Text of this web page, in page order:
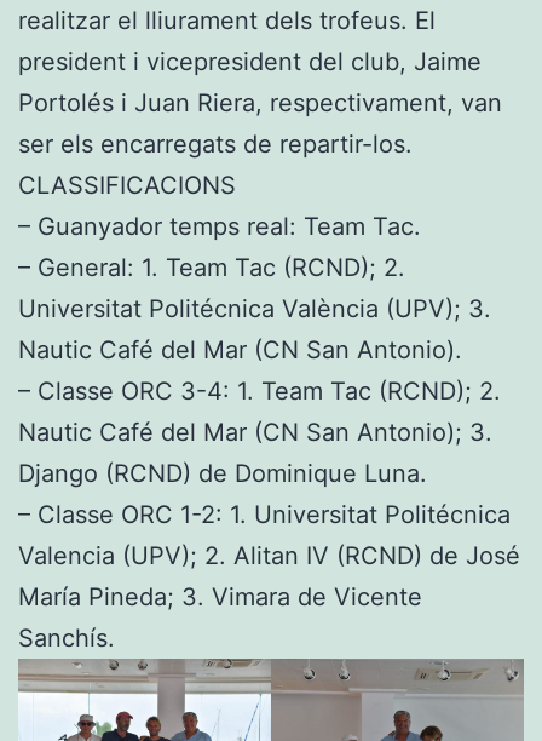
realitzar el lliurament dels trofeus. El
president i vicepresident del club, Jaime
Portolés i Juan Riera, respectivament, van
ser els encarregats de repartir-los.
CLASSIFICACIONS
– Guanyador temps real: Team Tac.
– General: 1. Team Tac (RCND); 2.
Universitat Politécnica València (UPV); 3.
Nautic Café del Mar (CN San Antonio).
– Classe ORC 3-4: 1. Team Tac (RCND); 2.
Nautic Café del Mar (CN San Antonio); 3.
Django (RCND) de Dominique Luna.
– Classe ORC 1-2: 1. Universitat Politécnica
Valencia (UPV); 2. Alitan IV (RCND) de José
María Pineda; 3. Vimara de Vicente
Sanchís.